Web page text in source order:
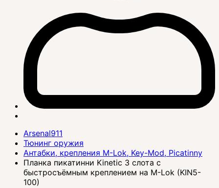
Arsenal911
Тюнинг оружия
Антабки, крепления M-Lok, Key-Mod, Picatinny
Планка пикатинни Kinetic 3 слота с
быстросъёмным креплением на M-Lok (KIN5-
100)